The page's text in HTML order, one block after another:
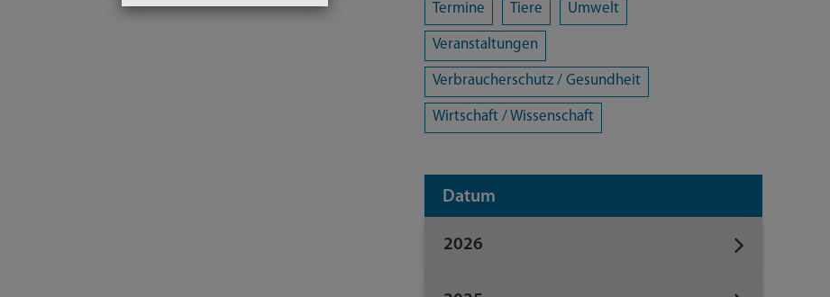
Termine Tiere Umwelt
Veranstaltungen
Verbraucherschutz / Gesundheit
Wirtschaft / Wissenschaft
Datum
2026